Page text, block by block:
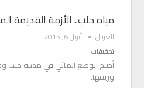
مياه حلب.. الأزمة القديمة
الغربال
أبريل 6, 2015
تحقيقات
أصبح الوضع المائي في مدينة حلب
وريفها…